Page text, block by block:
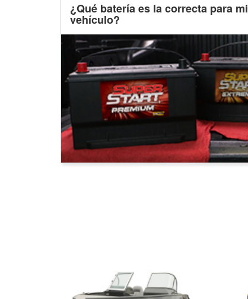
¿Qué batería es la correcta para mi
vehículo?